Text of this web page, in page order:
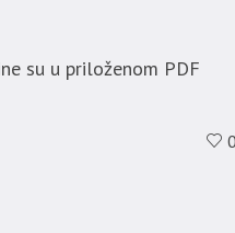
su u priloženom PDF